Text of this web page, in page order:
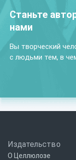
Станьте
нами
Вы творческий
с людьми тем, в
Издательство
О Целлюлозе